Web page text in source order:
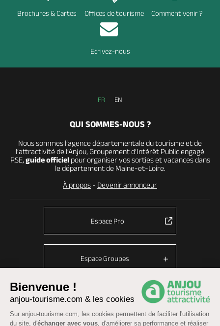
Bienvenue !
anjou-tourisme.com & les cookies
Sur anjou-tourisme.com, les cookies permettent de faciliter l'utilisation
du site, d'échanger avec vous, d'améliorer sa performance et réaliser
Brochures & Cartes Offices de tourisme Comment venir ?
Ecrivez-nous
FR EN
QUI SOMMES-NOUS ?
Nous sommes l’agence départementale du tourisme et de
l’attractivité de l’Anjou, Groupement d’Intérêt Public engagé
RSE, guide officielpour organiser vos sorties et vacances dans
le département de Maine-et-Loire.
À propos - Devenir annonceur
Espace Pro
Espace Groupes
© Anjou tourisme 2026 -Plan du site-Fonctionnement du site
Mentions légales Données personnelles